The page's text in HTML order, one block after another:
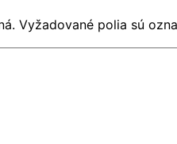
Vyžadované polia sú